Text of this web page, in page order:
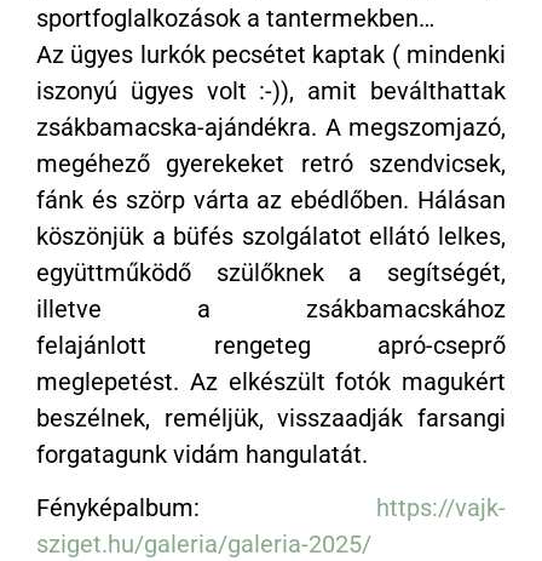
sportfoglalkozások a tantermekben…
Az ügyes lurkók pecsétet kaptak ( mindenki
iszonyú ügyes volt :-)), amit beválthattak
zsákbamacska-ajándékra. A megszomjazó,
megéhező gyerekeket retró szendvicsek,
fánk és szörp várta az ebédlőben. Hálásan
köszönjük a büfés szolgálatot ellátó lelkes,
együttműködő szülőknek a segítségét,
illetve a zsákbamacskához
felajánlott rengeteg apró-cseprő
meglepetést. Az elkészült fotók magukért
beszélnek, reméljük, visszaadják farsangi
forgatagunk vidám hangulatát.
Fényképalbum: https://vajk-
sziget.hu/galeria/galeria-2025/